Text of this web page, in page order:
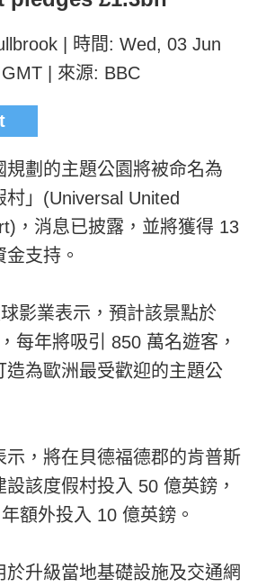
| 時間: Wed, 03 Jun
| 來源: BBC
t
規劃的主題公園將被命名為
村」(Universal United
，消息已披露，並將獲得 13
支持。
影業表示，預計該景點於
每年將吸引 850 萬名遊客，
造為歐洲最受歡迎的主題公
示，將在貝德福德郡的肯普斯
該度假村投入 50 億英鎊，
額外投入 10 億英鎊。
於升級當地基礎設施及交通網